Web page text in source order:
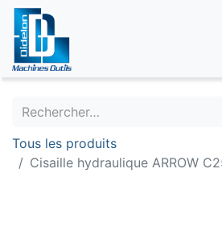
Tous les produits
Cisaille hydraulique ARROW